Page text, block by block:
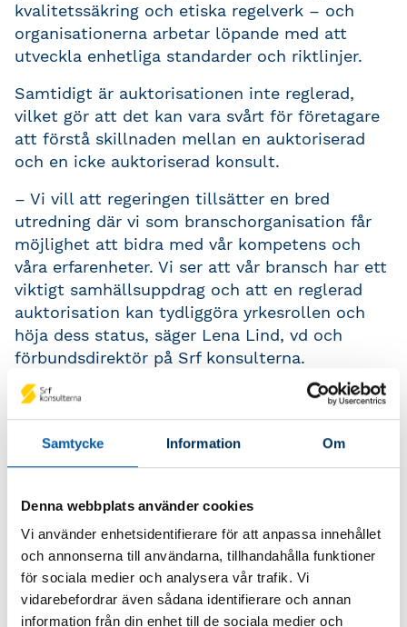
Samtycke Information Om
Denna webbplats använder cookies
Vi använder enhetsidentifierare för att anpassa innehållet
och annonserna till användarna, tillhandahålla funktioner
för sociala medier och analysera vår trafik. Vi
vidarebefordrar även sådana identifierare och annan
information från din enhet till de sociala medier och
kvalitetssäkring och etiska regelverk – och
organisationerna arbetar löpande med att
utveckla enhetliga standarder och riktlinjer.
Samtidigt är auktorisationen inte reglerad,
vilket gör att det kan vara svårt för företagare
att förstå skillnaden mellan en auktoriserad
och en icke auktoriserad konsult.
– Vi vill att regeringen tillsätter en bred
utredning där vi som branschorganisation får
möjlighet att bidra med vår kompetens och
våra erfarenheter. Vi ser att vår bransch har ett
viktigt samhällsuppdrag och att en reglerad
auktorisation kan tydliggöra yrkesrollen och
höja dess status, säger Lena Lind, vd och
förbundsdirektör på Srf konsulterna.
Viktig roll i kampen mot
ekonomisk brottslighet
I hemställan lyfts även kopplingen till arbetet
och myndigheter pekar på att brister i
redovisning ofta utnyttjas i kriminella upplägg.
Här kan redovisningskonsulten spela en